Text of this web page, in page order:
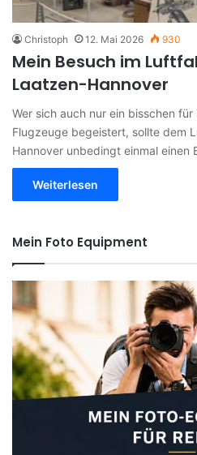
Christoph 12. Mai 2026 930
Mein Besuch im
Laatzen-Hannover
Wer sich auch nur ein bisschen
Flugzeuge begeistert, sollte dem
Hannover unbedingt einmal einen
Weiterlesen
Mein Foto Equipment